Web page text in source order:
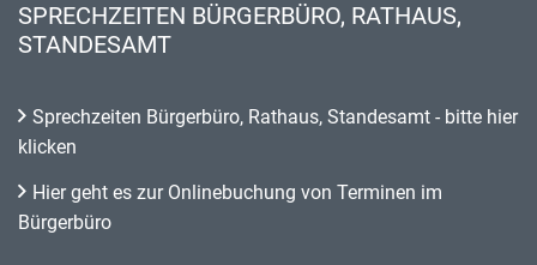
SPRECHZEITEN BÜRGERBÜRO, RATHAUS,
STANDESAMT
Sprechzeiten Bürgerbüro, Rathaus, Standesamt - bitte hier
klicken
Hier geht es zur Onlinebuchung von Terminen im
Bürgerbüro